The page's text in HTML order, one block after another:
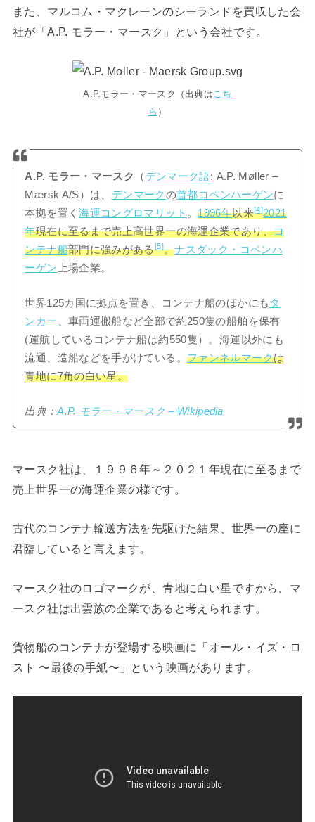
また、マルコム・マクレーンのシーランドを買収した会
社が「A.P. モラー・マースク」という会社です。
A.P.モラー・マースク（出典はこち
ら ）
A.P. モラー・マースク （ デンマーク語: A.P. Møller –
Mærsk A/S）は、 デンマークの首都コペンハーゲンに
本拠を置く海運コングロマリット 。1996年以来[4]2021
年現在に至るまで売上高世界一の海運企業であり、コ
ンテナ船部門に強みがある[5]。ナスダック・コペンハ
ーゲン 上場企業。
世界125カ国に拠点を置き、コンテナ船のほかにも タ
ンカー 、車両運搬船など全部で約250隻の船舶を保有
(運航しているコンテナ船は約550隻）。海運以外にも
流通、造船などを手がけている。 ファンネルマークは
青地に7角の白い星。
出典：A.P. モラー・マースク – Wikipedia
マースク社は、１９９６年～２０２１年現在に至るまで
売上世界一の海運企業の様です。
古代のコンテナ輸送方法を先駆けた結果、世界一の座に
君臨していると言えます。
マースク社のロゴマークが、青地に白い星ですから、マ
ースク社は出雲族の企業であると考えられます。
貨物船のコンテナが登場する映画に「オール・イズ・ロ
スト 〜最後の手紙〜」という映画があります。